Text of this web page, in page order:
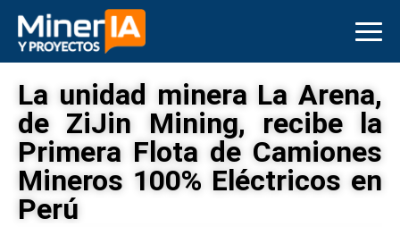
La unidad minera La Arena,
de ZiJin Mining, recibe la
Primera Flota de Camiones
Mineros 100% Eléctricos en
Perú